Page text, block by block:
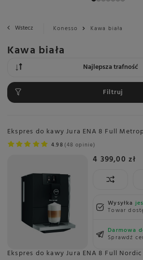
Wstecz Konesso Kawa biała
Kawa biała
Zmień sortowanie
Najlepsza trafność
Filtruj
Ekspres do kawy Jura ENA 8 Full
4.98 48 opinie
4 399,00 zł
Wysyłka
Towar
Darmowa
Sprawdź
Ekspres do kawy Jura ENA 8 Full